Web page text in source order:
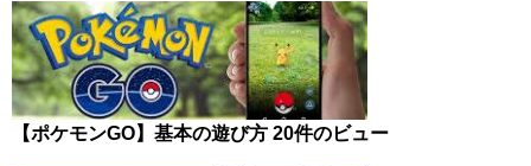
【ポケモンGO】基本の遊び方 20件のビュー